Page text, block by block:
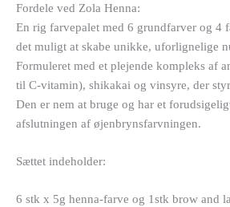
Fordele ved Zola Henna:
En rig farvepalet med 6 grundfarver og 4
det muligt at skabe unikke, uforlignelige
Formuleret med et plejende kompleks af
til C-vitamin), shikakai og vinsyre, der
Den er nem at bruge og har et
afslutningen af øjenbrynsfarvningen.
Sættet indeholder:
6 stk x 5g henna-farve og 1stk brow and